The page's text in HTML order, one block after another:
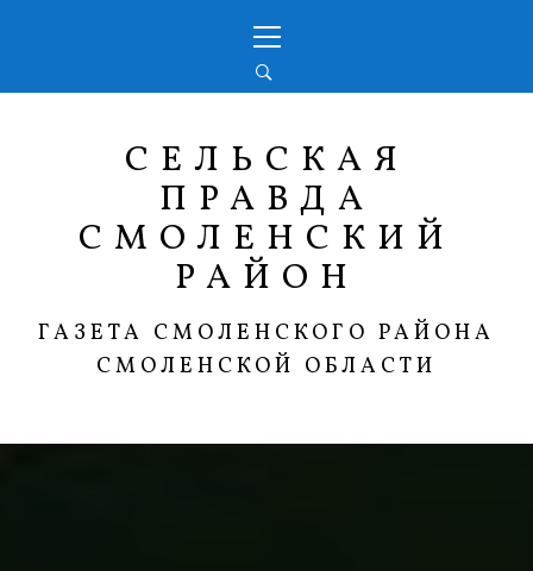
меню
СЕЛЬСКАЯ
ПРАВДА
СМОЛЕНСКИЙ
РАЙОН
ГАЗЕТА СМОЛЕНСКОГО РАЙОНА
СМОЛЕНСКОЙ ОБЛАСТИ